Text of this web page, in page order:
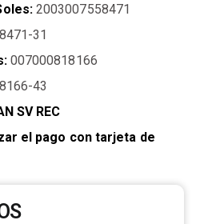
2003007558471
31
007000818166
43
SV REC
el pago con tarjeta de